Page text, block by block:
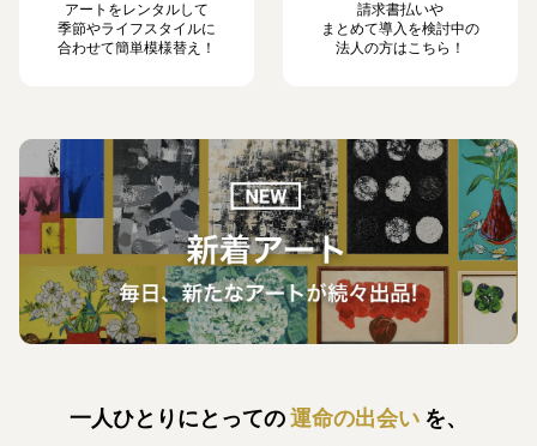
アートをレンタルして
季節やライフスタイルに
合わせて簡単模様替え！
請求書払いや
まとめて導入を検討中の
法人の方はこちら！
一人ひとりにとっての運命の出会い を、